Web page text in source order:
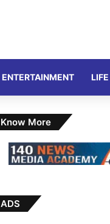
ENTERTAINMENT
Know More
ADS